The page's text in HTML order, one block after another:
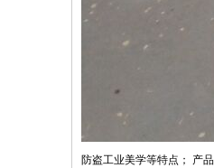
防盗工业美学等特点； 产